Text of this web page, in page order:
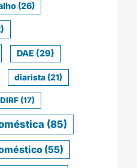
(26)
DAE(29)
diarista(21)
DIRF(17)
(85)
(55)